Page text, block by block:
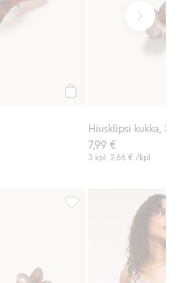
Hiusklipsi kukka, 3
7,99 €
3 kpl. 2,66 € /kpl
Hiusklipsi kukka, 3 kpl:n